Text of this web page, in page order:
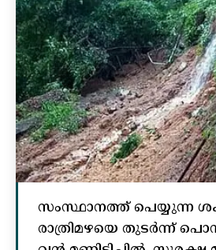
സംസ്ഥാനത്ത് പെയ്യുന്ന
രാത്രിമഴയെ തുടർന്ന്